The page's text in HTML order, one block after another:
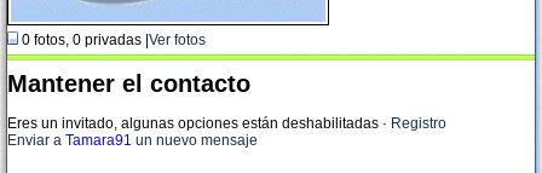
0 fotos, 0 privadas | Ver fotos
Mantener el contacto
Eres un invitado, algunas opciones están deshabilitadas · Registro
Enviar a Tamara91 un nuevo mensaje